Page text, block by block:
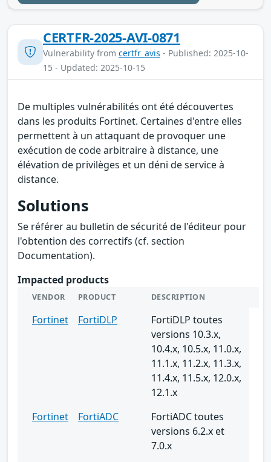
CERTFR-2025-AVI-0871
Vulnerability from certfr_avis - Published: 2025-10-
15 - Updated: 2025-10-15
De multiples vulnérabilités ont été découvertes
dans les produits Fortinet. Certaines d'entre elles
permettent à un attaquant de provoquer une
exécution de code arbitraire à distance, une
élévation de privilèges et un déni de service à
distance.
Solutions
Se référer au bulletin de sécurité de l'éditeur pour
l'obtention des correctifs (cf. section
Documentation).
Impacted products
VENDOR PRODUCT DESCRIPTION
Fortinet FortiDLP
FortiDLP toutes
versions 10.3.x,
10.4.x, 10.5.x, 11.0.x,
11.1.x, 11.2.x, 11.3.x,
11.4.x, 11.5.x, 12.0.x,
12.1.x
Fortinet
FortiADC
FortiADC toutes
versions 6.2.x et
7.0.x